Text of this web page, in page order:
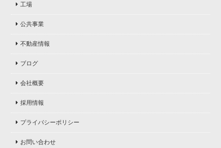
工場
公共事業
不動産情報
ブログ
会社概要
採用情報
プライバシーポリシー
お問い合わせ